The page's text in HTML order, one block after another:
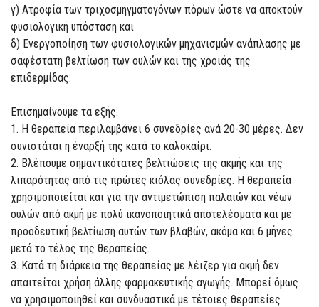
γ) Ατροφία των τριχοσμηγματογόνων πόρων ώστε να αποκτούν
φυσιολογική υπόσταση και
δ) Ενεργοποίηση των φυσιολογικών μηχανισμών ανάπλασης με
σαφέστατη βελτίωση των ουλών και της χροιάς της
επιδερμίδας.
Επισημαίνουμε τα εξής.
1. Η θεραπεία περιλαμβάνει 6 συνεδρίες ανά 20-30 μέρες. Δεν
συνιστάται η έναρξή της κατά το καλοκαίρι.
2. Βλέπουμε σημαντικότατες βελτιώσεις της ακμής και της
λιπαρότητας από τις πρώτες κιόλας συνεδρίες. Η θεραπεία
χρησιμοποιείται και για την αντιμετώπιση παλαιών και νέων
ουλών από ακμή με πολύ ικανοποιητικά αποτελέσματα και με
προοδευτική βελτίωση αυτών των βλαβών, ακόμα και 6 μήνες
μετά το τέλος της θεραπείας.
3. Κατά τη διάρκεια της θεραπείας με λέιζερ για ακμή δεν
απαιτείται χρήση άλλης φαρμακευτικής αγωγής. Μπορεί όμως
να χρησιμοποιηθεί και συνδυαστικά με τέτοιες θεραπείες